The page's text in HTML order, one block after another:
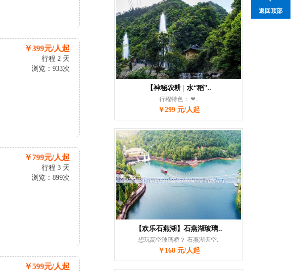
￥399元/人起
行程 2 天
浏览：933次
￥799元/人起
行程 3 天
浏览：899次
￥599元/人起
【神秘农耕 | 水“稻”..
行程特色： ❤..
￥299 元/人起
【欢乐石燕湖】石燕湖玻璃..
想玩高空玻璃桥？ 石燕湖天空..
￥168 元/人起
返回顶部